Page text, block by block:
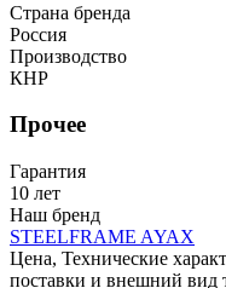
Страна бренда
Россия
Производство
КНР
Прочее
Гарантия
10 лет
Наш бренд
STEELFRAME AYAX
Цена, Технические
поставки и внешний вид